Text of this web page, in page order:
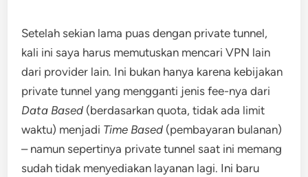
Setelah sekian lama puas dengan private tunnel,
kali ini saya harus memutuskan mencari VPN lain
dari provider lain. Ini bukan hanya karena kebijakan
private tunnel yang mengganti jenis fee-nya dari
Data Based (berdasarkan quota, tidak ada limit
waktu) menjadi Time Based (pembayaran bulanan)
– namun sepertinya private tunnel saat ini memang
sudah tidak menyediakan layanan lagi. Ini baru